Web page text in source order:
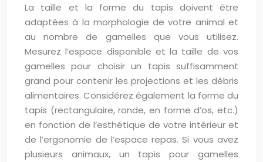
La taille et la forme du tapis doivent être
adaptées à la morphologie de votre animal et
au nombre de gamelles que vous utilisez.
Mesurez l’espace disponible et la taille de vos
gamelles pour choisir un tapis suffisamment
grand pour contenir les projections et les débris
alimentaires. Considérez également la forme du
tapis (rectangulaire, ronde, en forme d’os, etc.)
en fonction de l’esthétique de votre intérieur et
de l’ergonomie de l’espace repas. Si vous avez
plusieurs animaux, un tapis pour gamelles